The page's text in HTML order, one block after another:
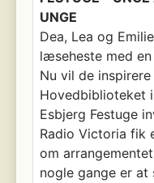
UNGE
Dea, Lea og
læseheste med
Nu vil de
Hovedbiblioteket
Esbjerg Festuge
Radio Victoria fik
om
nogle gange er